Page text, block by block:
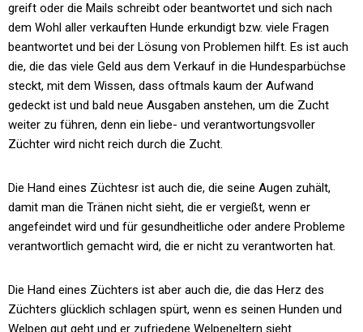
greift oder die Mails schreibt oder beantwortet und sich nach
dem Wohl aller verkauften Hunde erkundigt bzw. viele Fragen
beantwortet und bei der Lösung von Problemen hilft. Es ist auch
die, die das viele Geld aus dem Verkauf in die Hundesparbüchse
steckt, mit dem Wissen, dass oftmals kaum der Aufwand
gedeckt ist und bald neue Ausgaben anstehen, um die Zucht
weiter zu führen, denn ein liebe- und verantwortungsvoller
Züchter wird nicht reich durch die Zucht.
Die Hand eines Züchtesr ist auch die, die seine Augen zuhält,
damit man die Tränen nicht sieht, die er vergießt, wenn er
angefeindet wird und für gesundheitliche oder andere Probleme
verantwortlich gemacht wird, die er nicht zu verantworten hat.
Die Hand eines Züchters ist aber auch die, die das Herz des
Züchters glücklich schlagen spürt, wenn es seinen Hunden und
Welpen gut geht und er zufriedene Welpeneltern sieht.